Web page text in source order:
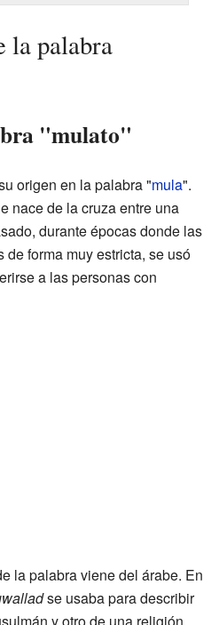
la palabra
"mulato"
origen en la palabra "mula".
nace de la cruza entre una
durante épocas donde las
forma muy estricta, se usó
a las personas con
la palabra viene del árabe. En
se usaba para describir
y otro de una religión